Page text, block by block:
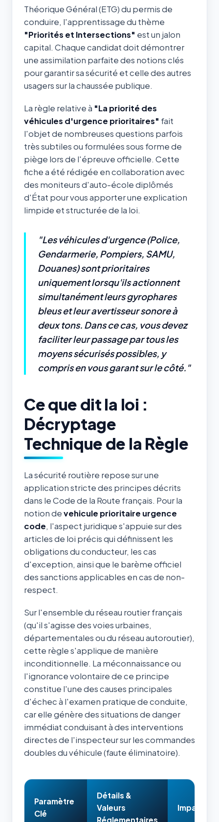
Théorique Général (ETG) du permis de
conduire, l'apprentissage du thème
"Priorités et Intersections" est un jalon
capital. Chaque candidat doit démontrer
une assimilation parfaite des notions clés
pour garantir sa sécurité et celle des autres
usagers sur la chaussée publique.
La règle relative à "La priorité des
véhicules d'urgence prioritaires" fait
l'objet de nombreuses questions parfois
très subtiles ou formulées sous forme de
piège lors de l'épreuve officielle. Cette
fiche a été rédigée en collaboration avec
des moniteurs d'auto-école diplômés
d'État pour vous apporter une explication
limpide et structurée de la loi.
"Les véhicules d'urgence (Police,
Gendarmerie, Pompiers, SAMU,
Douanes) sont prioritaires
uniquement lorsqu'ils actionnent
simultanément leurs gyrophares
bleus et leur avertisseur sonore à
deux tons. Dans ce cas, vous devez
faciliter leur passage par tous les
moyens sécurisés possibles, y
compris en vous garant sur le côté."
Ce que dit la loi :
Décryptage
Technique de la Règle
La sécurité routière repose sur une
application stricte des principes décrits
dans le Code de la Route français. Pour la
notion devehicule prioritaire urgence
code, l'aspect juridique s'appuie sur des
articles de loi précis qui définissent les
obligations du conducteur, les cas
d'exception, ainsi que le barème officiel
des sanctions applicables en cas de non-
respect.
Sur l'ensemble du réseau routier français
(qu'il s'agisse des voies urbaines,
départementales ou du réseau autoroutier),
cette règle s'applique de manière
inconditionnelle. La méconnaissance ou
l'ignorance volontaire de ce principe
constitue l'une des causes principales
d'échec à l'examen pratique de conduite,
car elle génère des situations de danger
immédiat conduisant à des interventions
directes de l'inspecteur sur les commandes
doubles du véhicule (faute éliminatoire).
Paramètre
Clé
Détails &
Valeurs
Réglementaires
Impact &